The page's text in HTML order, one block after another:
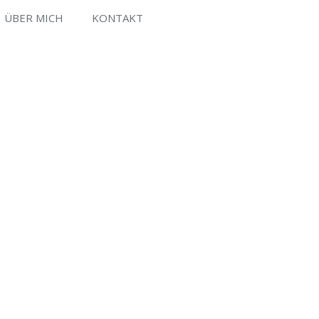
ÜBER MICH KONTAKT